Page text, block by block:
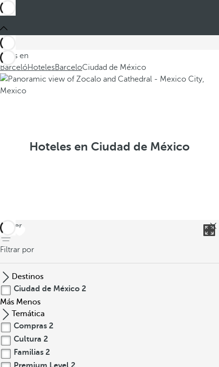
Estás en
BarcelóHotelesBarceloCiudad de México
Hoteles en Ciudad de México
volver
Filtrar por
Destinos
Ciudad de México 2
Más Menos
Temática
Compras 2
Cultura 2
Familias 2